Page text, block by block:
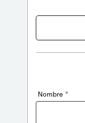
Nombre *